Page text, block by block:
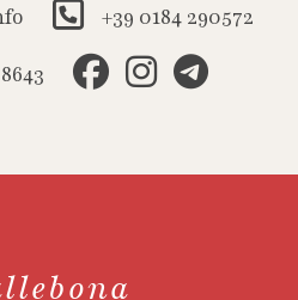
+39 0184 290572